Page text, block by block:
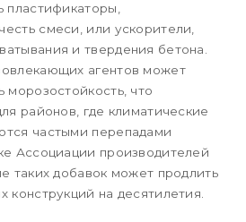
пластификаторы,
смеси, или ускорители,
и твердения бетона.
агентов может
морозостойкость, что
районов, где климатические
частыми перепадами
Ассоциации производителей
таких добавок может продлить
конструкций на десятилетия.